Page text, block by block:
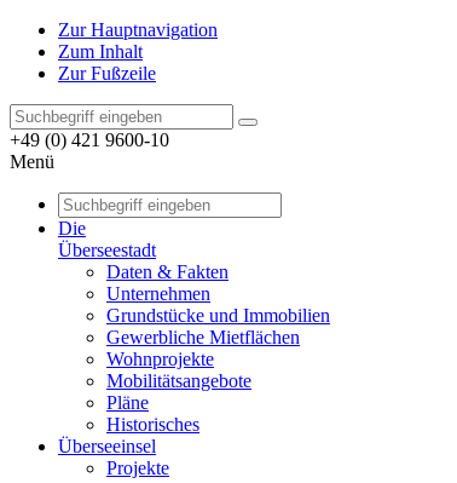
Zur Hauptnavigation
Zum Inhalt
Zur Fußzeile
+49 (0) 421 9600-10
Menü
Die
Überseestadt
Daten & Fakten
Unternehmen
Grundstücke und Immobilien
Gewerbliche Mietflächen
Wohnprojekte
Mobilitätsangebote
Pläne
Historisches
Überseeinsel
Projekte